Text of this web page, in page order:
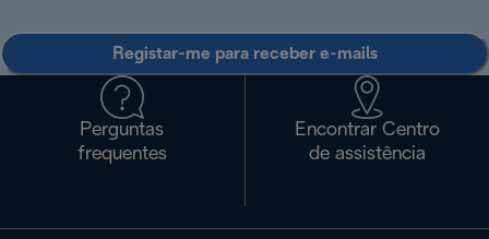
Registar-me para receber e-mails
Perguntas
frequentes
Encontrar Centro
de assistência